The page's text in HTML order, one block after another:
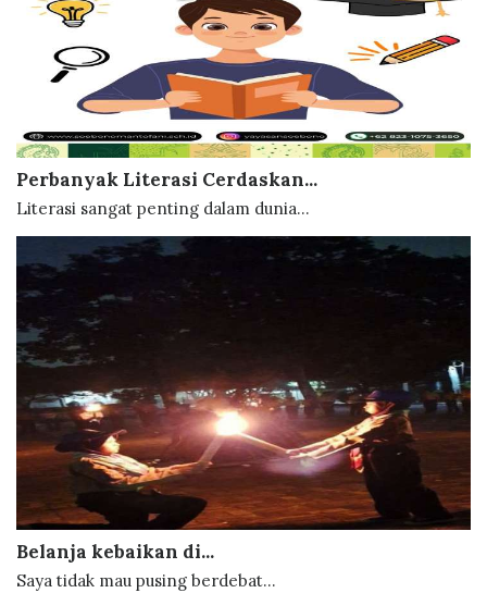
Perbanyak Literasi Cerdaskan...
Literasi sangat penting dalam dunia...
Belanja kebaikan di...
Saya tidak mau pusing berdebat...